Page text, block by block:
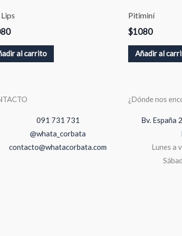
al carrito
Pitiminí
$1080
Añadir al
091 731 731
@whata_corbata
contacto@whatacorbata.com
¿Dónde nos
Bv. España
Lunes a